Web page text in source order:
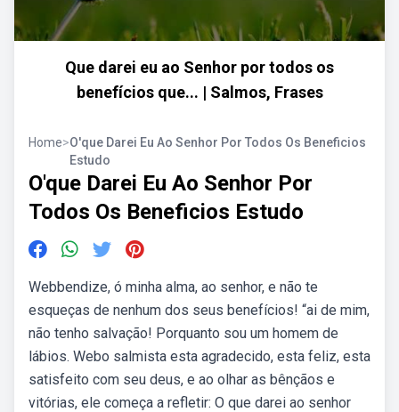
Que darei eu ao Senhor por todos os
benefícios que... | Salmos, Frases
Home>O'que Darei Eu Ao Senhor Por Todos Os Beneficios
Estudo
O'que Darei Eu Ao Senhor Por
Todos Os Beneficios Estudo
Webbendize, ó minha alma, ao senhor, e não te
esqueças de nenhum dos seus benefícios! “ai de mim,
não tenho salvação! Porquanto sou um homem de
lábios. Webo salmista esta agradecido, esta feliz, esta
satisfeito com seu deus, e ao olhar as bênçãos e
vitórias, ele começa a refletir: O que darei ao senhor